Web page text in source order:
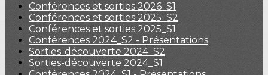
Conférences et sorties 2026_S1
Conférences et sorties 2025_S2
Conférences et sorties 2025_S1
Conférences 2024_S2 - Présentations
Sorties-découverte 2024_S2
Sorties-découverte 2024_S1